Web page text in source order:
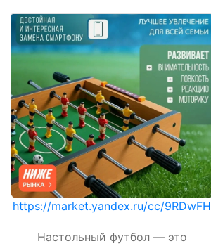
https://market.yandex.ru/cc/9RDwFH
Настольный футбол — это